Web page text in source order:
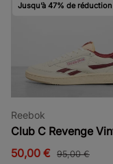
Jusqu’à 47% de réduction
Reebok
Club C Revenge
50,00 € 95,00 €